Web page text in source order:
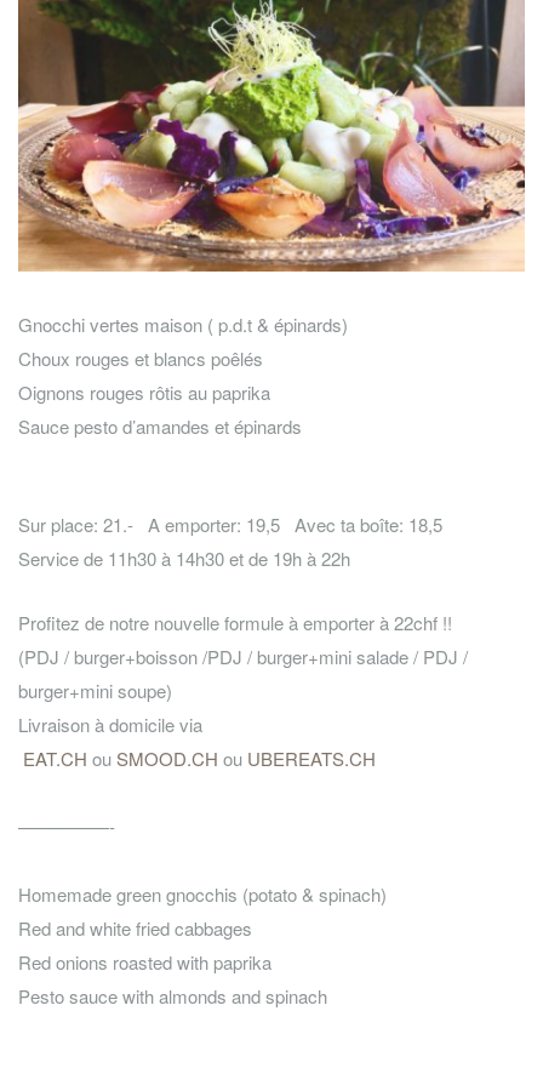
Gnocchi vertes maison ( p.d.t & épinards)
Choux rouges et blancs poêlés
Oignons rouges rôtis au paprika
Sauce pesto d’amandes et épinards
Sur place: 21.- A emporter: 19,5 Avec ta boîte: 18,5
Service de 11h30 à 14h30 et de 19h à 22h
Profitez de notre nouvelle formule à emporter à 22chf !!
(PDJ / burger+boisson /PDJ / burger+mini salade / PDJ /
burger+mini soupe)
Livraison à domicile via
EAT.CH ouSMOOD.CH ou UBEREATS.CH
—————-
Homemade green gnocchis (potato & spinach)
Red and white fried cabbages
Red onions roasted with paprika
Pesto sauce with almonds and spinach